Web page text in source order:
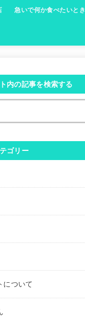
急いで何か食べたいとき
内の記事を検索する
ゴリー
について